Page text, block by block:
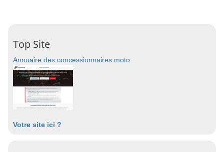
Top Site
Annuaire des concessionnaires moto
Votre site ici ?